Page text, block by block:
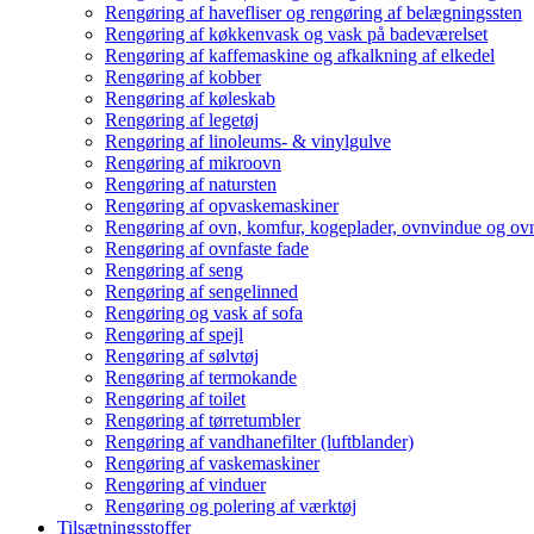
Rengøring af havefliser og rengøring af belægningssten
Rengøring af køkkenvask og vask på badeværelset
Rengøring af kaffemaskine og afkalkning af elkedel
Rengøring af kobber
Rengøring af køleskab
Rengøring af legetøj
Rengøring af linoleums- & vinylgulve
Rengøring af mikroovn
Rengøring af natursten
Rengøring af opvaskemaskiner
Rengøring af ovn, komfur, kogeplader, ovnvindue og
Rengøring af ovnfaste fade
Rengøring af seng
Rengøring af sengelinned
Rengøring og vask af sofa
Rengøring af spejl
Rengøring af sølvtøj
Rengøring af termokande
Rengøring af toilet
Rengøring af tørretumbler
Rengøring af vandhanefilter (luftblander)
Rengøring af vaskemaskiner
Rengøring af vinduer
Rengøring og polering af værktøj
Tilsætningsstoffer